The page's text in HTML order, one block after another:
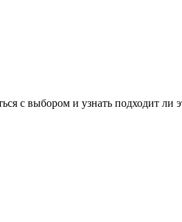
с выбором и узнать подходит ли